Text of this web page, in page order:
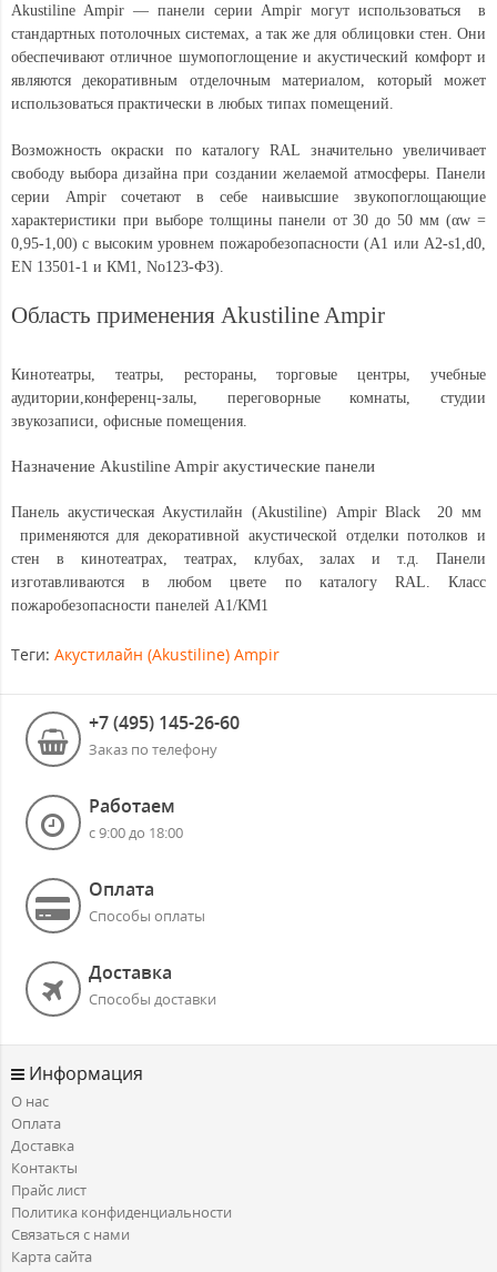
Akustiline Ampir — панели серии Ampir могут использоваться в
стандартных потолочных системах, а так же для облицовки стен. Они
обеспечивают отличное шумопоглощение и акустический комфорт и
являются декоративным отделочным материалом, который может
использоваться практически в любых типах помещений.
Возможность окраски по каталогу RAL значительно увеличивает
свободу выбора дизайна при создании желаемой атмосферы. Панели
серии Ampir сочетают в себе наивысшие звукопоглощающие
характеристики при выборе толщины панели от 30 до 50 мм (αw =
0,95-1,00) с высоким уровнем пожаробезопасности (А1 или А2-s1,d0,
EN 13501-1 и КМ1, No123-ФЗ).
Область применения Akustiline Ampir
Кинотеатры, театры, рестораны, торговые центры, учебные
аудитории,конференц-залы, переговорные комнаты, студии
звукозаписи, офисные помещения.
Назначение Akustiline Ampir акустические панели
Панель акустическая Акустилайн (Akustiline) Ampir Black 20 мм
применяются для декоративной акустической отделки потолков и
стен в кинотеатрах, театрах, клубах, залах и т.д. Панели
изготавливаются в любом цвете по каталогу RAL. Класс
пожаробезопасности панелей А1/КМ1
Теги: Акустилайн (Akustiline) Ampir
+7 (495) 145-26-60
Заказ по телефону
Работаем
с 9:00 до 18:00
Оплата
Способы оплаты
Доставка
Способы доставки
Информация
О нас
Оплата
Доставка
Контакты
Прайс лист
Политика конфиденциальности
Связаться с нами
Карта сайта